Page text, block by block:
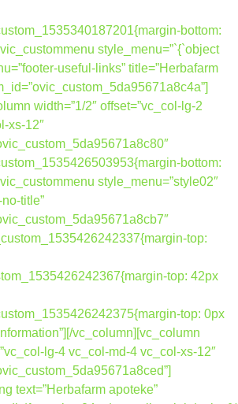
bottom:
style_menu=”`{`object
useful-links” title=”Herbafarm
width=”1/2″ offset=”vc_col-lg-2
xs-12″
bottom:
style_menu=”style02″
title”
top:
top: 42px
top: 0px
vc_column][vc_column
lg-4 vc_col-md-4 vc_col-xs-12″
text=”Herbafarm apoteke”